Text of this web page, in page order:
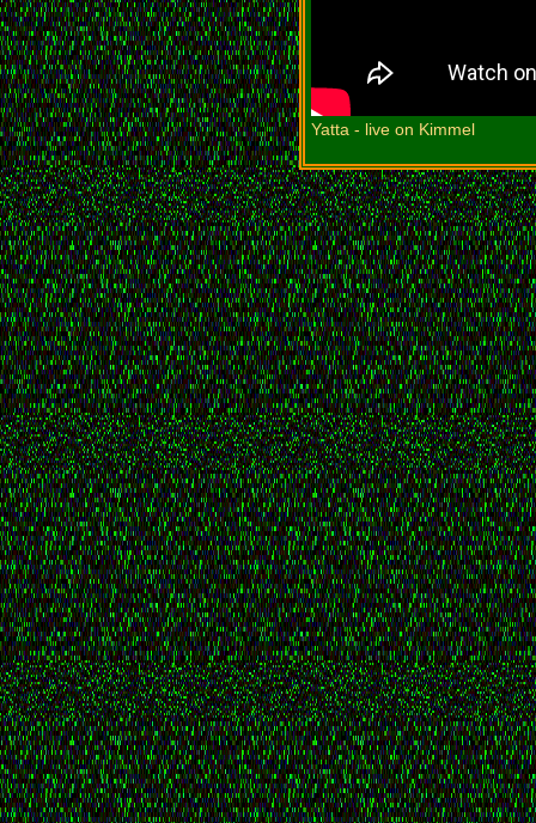
Yatta - live on Kimmel